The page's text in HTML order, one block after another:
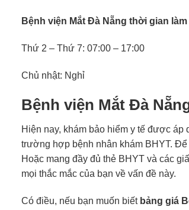
Bệnh viện Mắt Đà Nẵng thời gian
Thứ 2 – Thứ 7: 07:00 – 17:00
Chủ nhật: Nghỉ
Bệnh viện Mắt Đà
Hiện nay, khám bảo hiểm y tế được
trường hợp bệnh nhân khám BHYT.
Hoặc mang đầy đủ thẻ BHYT và các
mọi thắc mắc của bạn về vấn đề này.
Có điều, nếu bạn muốn biết bảng giá